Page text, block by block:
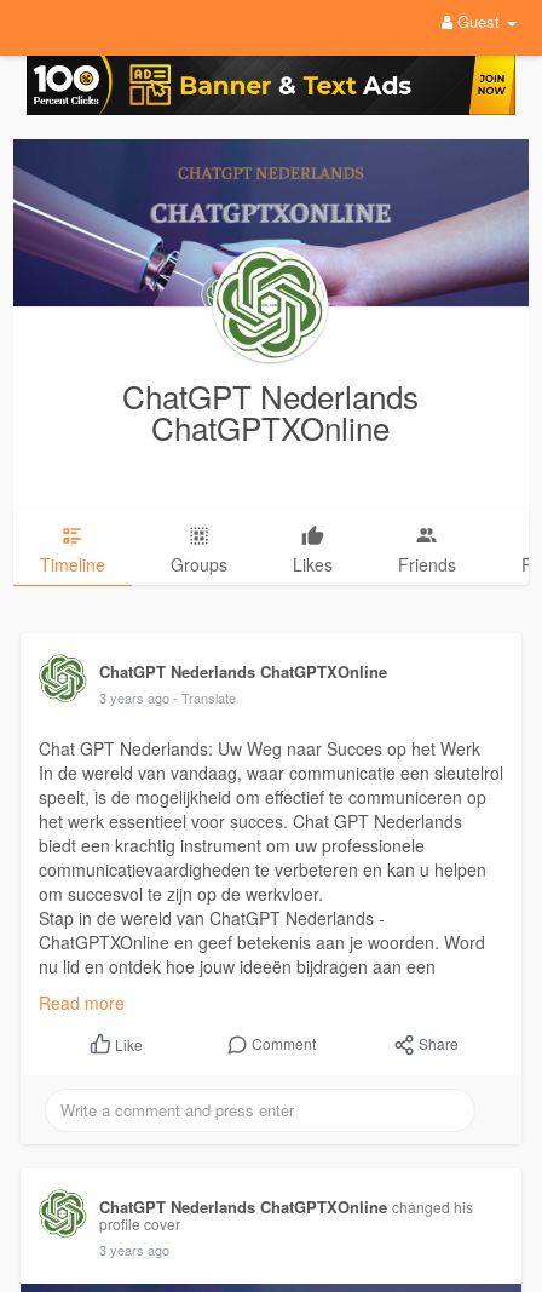
Guest
ChatGPT Nederlands
ChatGPTXOnline
Timeline Groups Likes Friends
ChatGPT Nederlands ChatGPTXOnline
3 years ago - Translate
Chat GPT Nederlands: Uw Weg naar Succes op het Werk
In de wereld van vandaag, waar communicatie een sleutelrol
speelt, is de mogelijkheid om effectief te communiceren op
het werk essentieel voor succes. Chat GPT Nederlands
biedt een krachtig instrument om uw professionele
communicatievaardigheden te verbeteren en kan u helpen
om succesvol te zijn op de werkvloer.
Stap in de wereld van ChatGPT Nederlands -
ChatGPTXOnline en geef betekenis aan je woorden. Word
nu lid en ontdek hoe jouw ideeën bijdragen aan een
levendige discussie:
#chatgpt
#chatgptnederlands
Read more
Like Comment Share
ChatGPT Nederlands ChatGPTXOnline changed his
profile cover
3 years ago